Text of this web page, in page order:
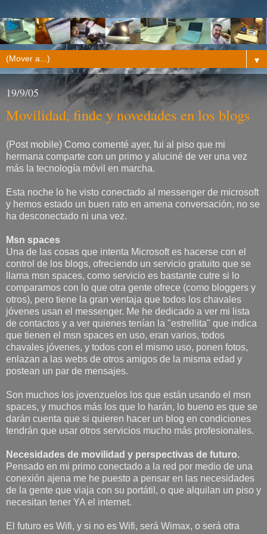
▼
19/9/05
Movilidad, finde y novedades en los blogs
(Post mobile) Como comenté ayer, fui al piso que mi
hermana comparte con un primo y aluciné de ver una vez
más la tecnología móvil en marcha.
Esta noche lo he visto conectado al messenger de microsoft
y hemos estado un buen rato en amena conversación, no se
ha desconectado ni una vez.
Msn spaces
Una de las cosas que intenta Microsoft es hacerse con el
control de los blogs, ofreciendo un servicio gratuito que se
llama msn spaces, como servicio es bastante cutre si lo
comparamos con lo que otra gente ofrece (como bloggers y
otros), pero tiene la gran ventaja que todos los chavales
jóvenes usan el messenger. Me he dedicado a ver mi lista
de contactos y a ver quienes tenían la "estrellita" que indica
que tienen el msn spaces en uso, eran varios, todos
chavales jóvenes, y todos con el mismo uso, ponen fotos,
enlazan a las webs de otros amigos de la misma edad y
postean un par de mensajes.
Son muchos los jovenzuelos los que están usando el msn
spaces, y muchos más los que lo harán, lo bueno es que se
darán cuenta que si quieren hacer un blog en condiciones
tendrán que usar otros servicios mucho más profesionales.
Necesidades de movilidad y perspectivas de futuro.
Pensado en mi primo conectado a la red por medio de una
conexión ajena me he puesto a pensar en las necesidades
de la gente que viaja con su portátil, o que alquilan un piso y
necesitan tener YA el internet.
El futuro es Wifi, y si no es Wifi, será Wimax, o será otra